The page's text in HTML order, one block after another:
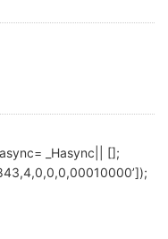
_Hasync|| [];